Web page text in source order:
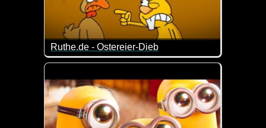
Ruthe.de - Ostereier-Dieb
Wo sind nur die Eier geblieben? ;-)